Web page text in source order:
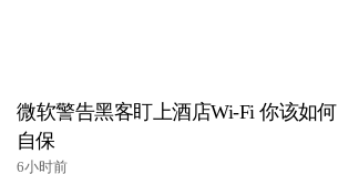
微软警告黑客盯上酒店Wi-Fi 你该如何
自保
6小时前